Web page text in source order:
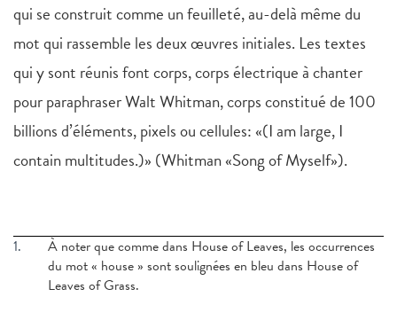
qui se construit comme un feuilleté, au-delà même du
mot qui rassemble les deux œuvres initiales. Les textes
qui y sont réunis font corps, corps électrique à chanter
pour paraphraser Walt Whitman, corps constitué de 100
billions d’éléments, pixels ou cellules: «(I am large, I
contain multitudes.)» (Whitman «Song of Myself»).
1.
À noter que comme dans House of Leaves, les occurrences
du mot « house » sont soulignées en bleu dans House of
Leaves of Grass.